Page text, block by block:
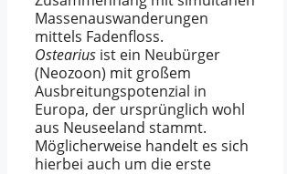
Massenauswanderungen
mittels Fadenfloss.
Ostearius ist ein Neubürger
(Neozoon) mit großem
Ausbreitungspotenzial in
Europa, der ursprünglich wohl
aus Neuseeland stammt.
Möglicherweise handelt es sich
hierbei auch um die erste